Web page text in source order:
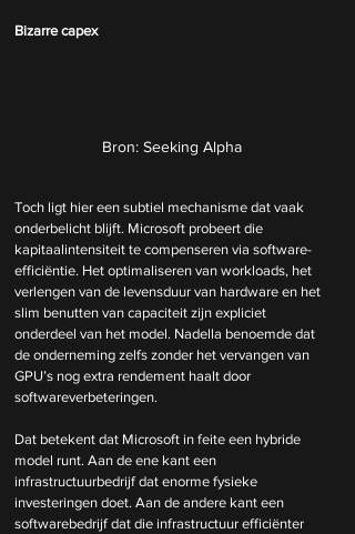
Bizarre capex
Bron: Seeking Alpha
Toch ligt hier een subtiel mechanisme dat vaak
onderbelicht blijft. Microsoft probeert die
kapitaalintensiteit te compenseren via software-
efficiëntie. Het optimaliseren van workloads, het
verlengen van de levensduur van hardware en het
slim benutten van capaciteit zijn expliciet
onderdeel van het model. Nadella benoemde dat
de onderneming zelfs zonder het vervangen van
GPU’s nog extra rendement haalt door
softwareverbeteringen.
Dat betekent dat Microsoft in feite een hybride
model runt. Aan de ene kant een
infrastructuurbedrijf dat enorme fysieke
investeringen doet. Aan de andere kant een
softwarebedrijf dat die infrastructuur efficiënter